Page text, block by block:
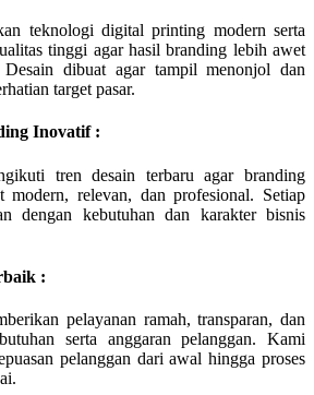
teknologi digital printing modern serta
tinggi agar hasil branding lebih awet
dibuat agar tampil menonjol dan
target pasar.
Inovatif :
tren desain terbaru agar branding
modern, relevan, dan profesional. Setiap
dengan kebutuhan dan karakter bisnis
:
pelayanan ramah, transparan, dan
serta anggaran pelanggan. Kami
pelanggan dari awal hingga proses